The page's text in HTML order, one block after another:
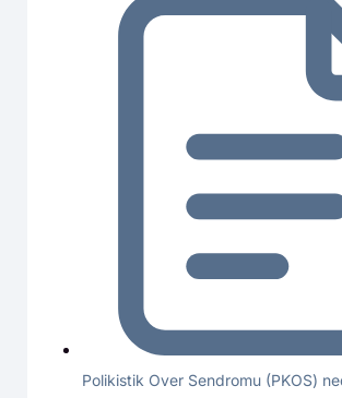
Polikistik Over Sendromu (PKOS)